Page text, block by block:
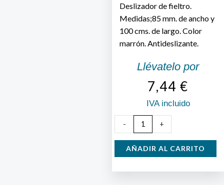
Deslizador de fieltro.
Medidas;85 mm. de ancho y
100 cms. de largo. Color
marrón. Antideslizante.
Llévatelo por
7,44 €
IVA incluido
-
de
Fieltro
+
AÑADIR AL CARRITO